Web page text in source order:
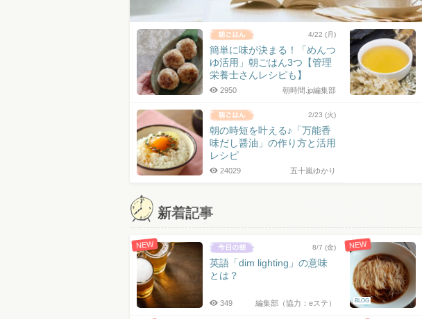
4/22 (月)
簡単に味が決まる！「めんつ
ゆ活用」朝ごはん3つ【管理
栄養士さんレシピも】
朝時間.jp編集部
2950
2/23 (火)
朝の時短を叶える♪「万能香
味だし醤油」の作り方と活用
レシピ
五十嵐ゆかり
24029
新着記事
NEW 8/7 (金)
英語「dim lighting」の意味
とは？
編集部（協力：eステ）
349
NEW
BLOG